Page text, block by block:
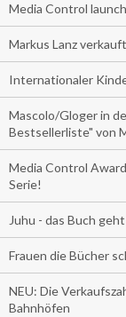
Media Control
Markus Lanz
Internationaler
Mascolo/Gloger in
Bestsellerliste" von
Media Control
Serie!
Juhu - das Buch
Frauen die Bücher
NEU: Die
Bahnhöfen